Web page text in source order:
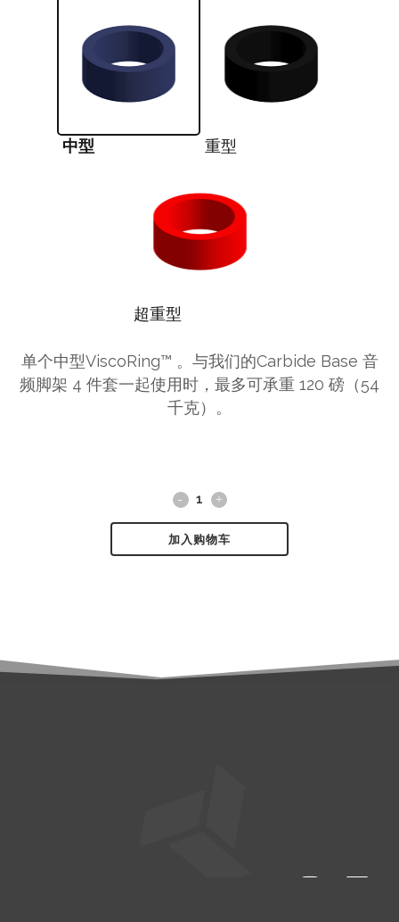
中型 重型
超重型
单个中型ViscoRing™ 。与我们的Carbide Base 音
频脚架 4 件套一起使用时，最多可承重 120 磅（54
千克）。
ViscoRing™
quantity
加入购物车